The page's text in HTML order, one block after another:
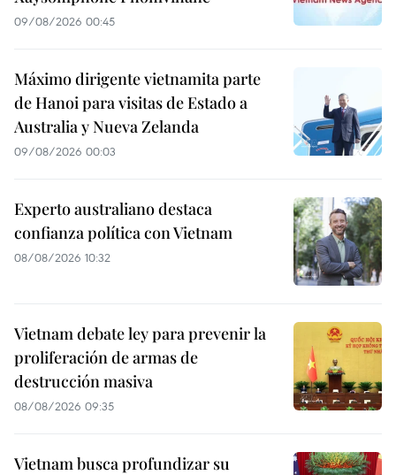
09/08/2026 00:45
Máximo dirigente vietnamita parte
de Hanoi para visitas de Estado a
Australia y Nueva Zelanda
09/08/2026 00:03
Experto australiano destaca
confianza política con Vietnam
08/08/2026 10:32
Vietnam debate ley para prevenir la
proliferación de armas de
destrucción masiva
08/08/2026 09:35
Vietnam busca profundizar su